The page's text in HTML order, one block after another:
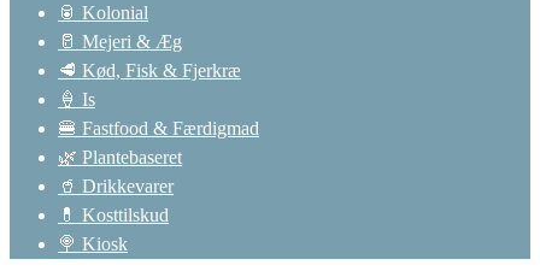
🥫 Kolonial
🥛 Mejeri & Æg
🥩 Kød, Fisk & Fjerkræ
🍦 Is
🍔 Fastfood & Færdigmad
🌿 Plantebaseret
🥤 Drikkevarer
💊 Kosttilskud
🍭 Kiosk